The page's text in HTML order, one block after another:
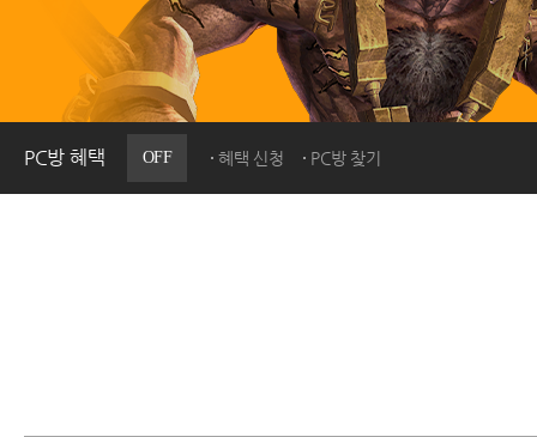
PC방 혜택 OFF 혜택 신청 PC방 찾기
PC방으로간다
통합보급센터